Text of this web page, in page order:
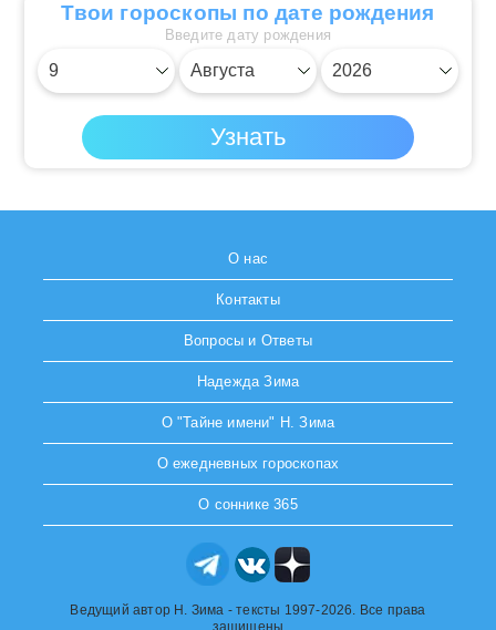
Твои гороскопы по дате рождения
Введите дату рождения
О нас
Контакты
Вопросы и Ответы
Надежда Зима
О "Тайне имени" Н. Зима
О ежедневных гороскопах
О соннике 365
Ведущий автор Н. Зима - тексты 1997-2026. Все права
защищены